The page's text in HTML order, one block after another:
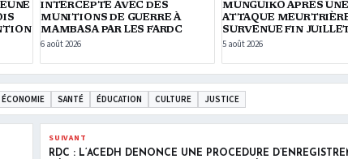
INTERCEPTÉ AVEC DES
MUNITIONS DE GUERRE À
MAMBASA PAR LES FARDC
6 août 2026
MUNGUIKO APRÈS UNE
ATTAQUE
SURVENUE FIN
5 août 2026
ÉCONOMIE SANTÉ ÉDUCATION CULTURE JUSTICE
SUIVANT
RDC : L’ACEDH DÉNONCE UNE PROCÉDURE